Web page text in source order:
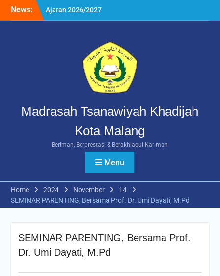
News:
Rangkuman MATAMUDA
2026: Enam Hari Penuh
Baru MTs Khadijah Malang
Daftar Ulang SPMB MTs
Khadijah Malang Tahun
Ajaran 2026/2027
Berlangsung Lancar
Madrasah Tsanawiyah Khadijah
Kota Malang
Beriman, Berprestasi & Berakhlaqul Karimah
Menu
Home 2024 November
14
SEMINAR PARENTING, Bersama Prof. Dr. Umi Dayati, M.Pd
SEMINAR PARENTING, Bersama Prof.
Dr. Umi Dayati, M.Pd